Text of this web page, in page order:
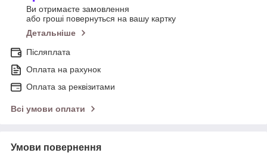
Ви отримаєте замовлення
або гроші повернуться на вашу картку
Детальніше
Післяплата
Оплата на рахунок
Оплата за реквізитами
Всі умови оплати
Умови повернення